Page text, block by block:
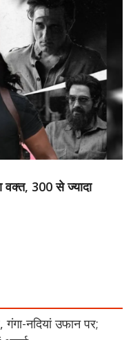
वक्त, 300 से ज्यादा
नदियां उफान पर;